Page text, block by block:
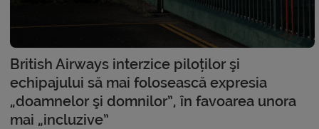
British Airways interzice piloților şi
echipajului să mai folosească expresia
„doamnelor şi domnilor”, în favoarea unora
mai „incluzive”